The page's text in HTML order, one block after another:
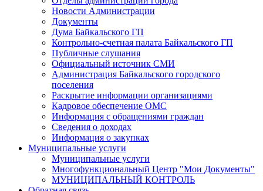
Новости Администрации
Документы
Дума Байкальского ГП
Контрольно-счетная палата Байкальского ГП
Публичные слушания
Официальный источник СМИ
Администрация Байкальского городского
поселения
Раскрытие информации организациями
Кадровое обеспечение ОМС
Информация с обращениями граждан
Сведения о доходах
Информация о закупках
Муниципальные услуги
Муниципальные услуги
Многофункциональный Центр "Мои Документы"
МУНИЦИПАЛЬНЫЙ КОНТРОЛЬ